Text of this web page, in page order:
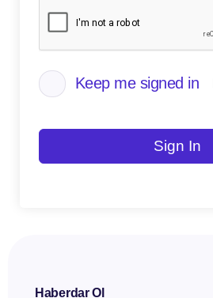
Keep me signed in
Sign In
Haberdar Ol